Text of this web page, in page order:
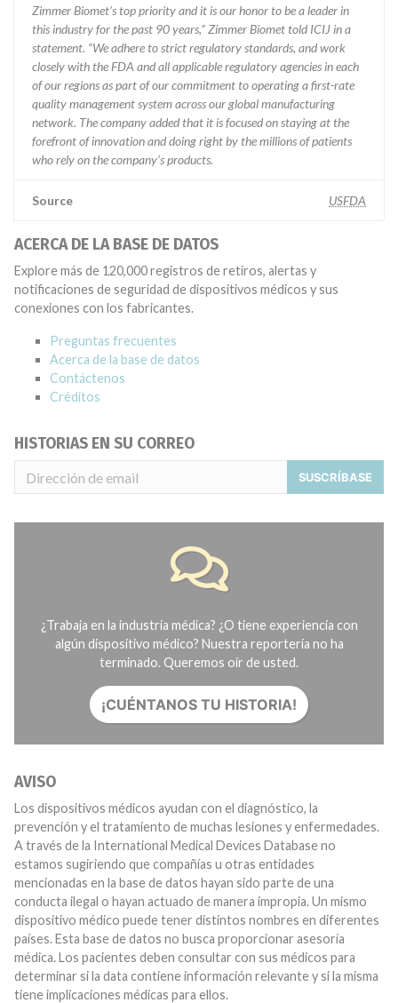
Zimmer Biomet’s top priority and it is our honor to be a leader in
this industry for the past 90 years,” Zimmer Biomet told ICIJ in a
statement. “We adhere to strict regulatory standards, and work
closely with the FDA and all applicable regulatory agencies in each
of our regions as part of our commitment to operating a first-rate
quality management system across our global manufacturing
network. The company added that it is focused on staying at the
forefront of innovation and doing right by the millions of patients
who rely on the company’s products.
Source USFDA
ACERCA DE LA BASE DE DATOS
Explore más de 120,000 registros de retiros, alertas y
notificaciones de seguridad de dispositivos médicos y sus
conexiones con los fabricantes.
Preguntas frecuentes
Acerca de la base de datos
Contáctenos
Créditos
HISTORIAS EN SU CORREO
SUSCRÍBASE
¿Trabaja en la industria médica? ¿O tiene experiencia con
algún dispositivo médico? Nuestra reportería no ha
terminado. Queremos oír de usted.
¡CUÉNTANOS TU HISTORIA!
AVISO
Los dispositivos médicos ayudan con el diagnóstico, la
prevención y el tratamiento de muchas lesiones y enfermedades.
A través de la International Medical Devices Database no
estamos sugiriendo que compañías u otras entidades
mencionadas en la base de datos hayan sido parte de una
conducta ilegal o hayan actuado de manera impropia. Un mismo
dispositivo médico puede tener distintos nombres en diferentes
países. Esta base de datos no busca proporcionar asesoría
médica. Los pacientes deben consultar con sus médicos para
determinar si la data contiene información relevante y si la misma
tiene implicaciones médicas para ellos.